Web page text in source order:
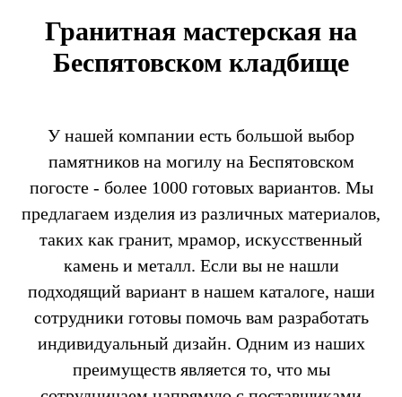
Гранитная мастерская на
Беспятовском кладбище
У нашей компании есть большой выбор
памятников на могилу на Беспятовском
погосте - более 1000 готовых вариантов. Мы
предлагаем изделия из различных материалов,
таких как гранит, мрамор, искусственный
камень и металл. Если вы не нашли
подходящий вариант в нашем каталоге, наши
сотрудники готовы помочь вам разработать
индивидуальный дизайн. Одним из наших
преимуществ является то, что мы